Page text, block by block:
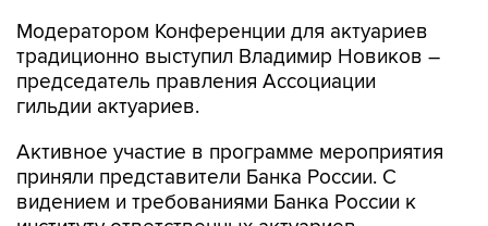
Модератором Конференции для актуариев
традиционно выступил Владимир Новиков –
председатель правления Ассоциации
гильдии актуариев.
Активное участие в программе мероприятия
приняли представители Банка России. С
видением и требованиями Банка России к